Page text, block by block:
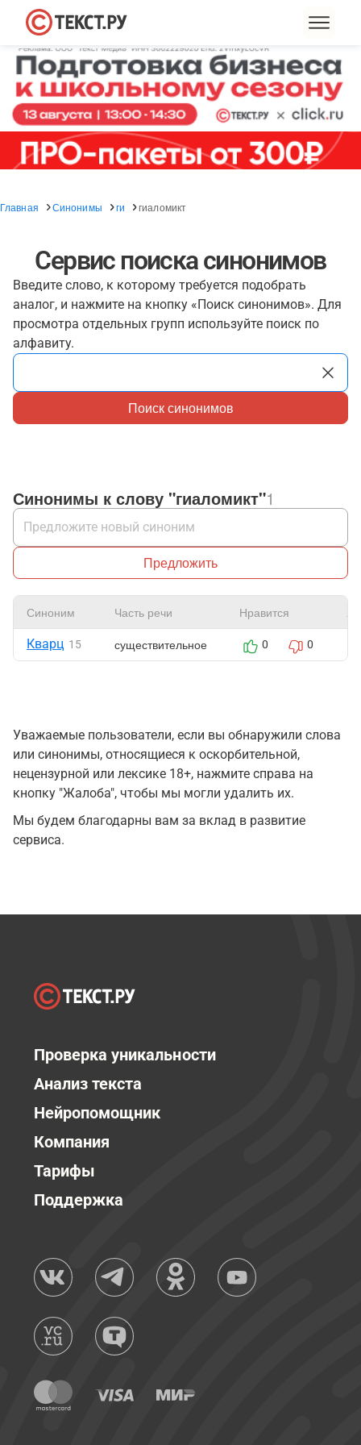
Главная Синонимы ги гиаломикт
Сервис поиска синонимов
Введите слово, к которому требуется подобрать
аналог, и нажмите на кнопку «Поиск синонимов». Для
просмотра отдельных групп используйте поиск по
алфавиту.
Поиск синонимов
Синонимы к слову "гиаломикт"1
Предложить
Синоним Часть речи Нравится
Кварц 15 существительное 0 0
Уважаемые пользователи, если вы обнаружили слова
или синонимы, относящиеся к оскорбительной,
нецензурной или лексике 18+, нажмите справа на
кнопку "Жалоба", чтобы мы могли удалить их.
Мы будем благодарны вам за вклад в развитие
сервиса.
Проверка уникальности
Анализ текста
Нейропомощник
Компания
Тарифы
Поддержка